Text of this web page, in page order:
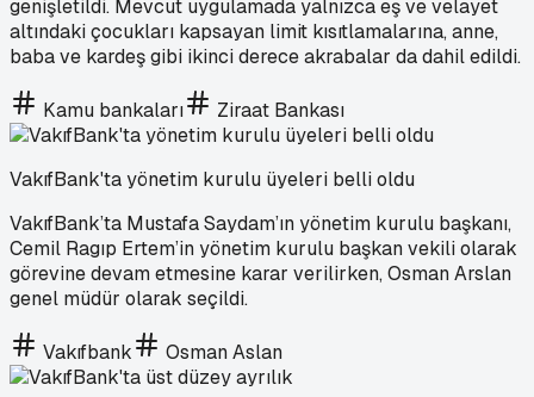
genişletildi. Mevcut uygulamada yalnızca eş ve velayet
altındaki çocukları kapsayan limit kısıtlamalarına, anne,
baba ve kardeş gibi ikinci derece akrabalar da dahil edildi.
Kamu bankaları Ziraat Bankası
VakıfBank'ta yönetim kurulu üyeleri belli oldu
VakıfBank’ta Mustafa Saydam’ın yönetim kurulu başkanı,
Cemil Ragıp Ertem’in yönetim kurulu başkan vekili olarak
görevine devam etmesine karar verilirken, Osman Arslan
genel müdür olarak seçildi.
Vakıfbank Osman Aslan